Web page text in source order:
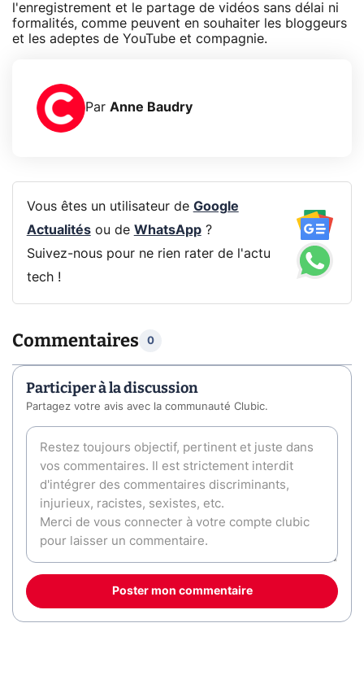
l'enregistrement et le partage de vidéos sans délai ni
formalités, comme peuvent en souhaiter les bloggeurs
et les adeptes de YouTube et compagnie.
Par Anne Baudry
Vous êtes un utilisateur de Google
Actualitésou de WhatsApp?
Suivez-nous pour ne rien rater de l'actu
tech !
Commentaires 0
Participer à la discussion
Partagez votre avis avec la communauté Clubic.
Poster mon commentaire